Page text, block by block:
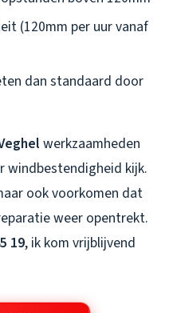
(120mm per uur vanaf
dan standaard door
werkzaamheden
kijk.
ook voorkomen dat
weer opentrekt.
19, ik kom vrijblijvend